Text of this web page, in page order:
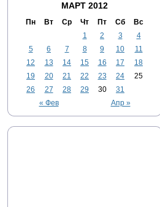
МАРТ 2012
Пн Вт Ср Чт Пт Сб Вс
« Фев Апр »
1 2 3
4
5
6 7 8 9 10
11
12
13 14 15 16 17
18
19
20 21 22 23 24
25
26
27 28 29 30 31